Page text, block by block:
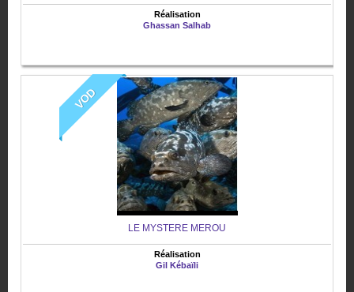
Réalisation
Ghassan Salhab
VOD
LE MYSTERE MEROU
Réalisation
Gil Kébaïli